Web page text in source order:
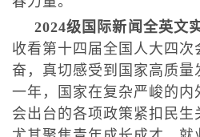
2024级国际新闻全英文
收看第十四届全国人大四
奋，真切感受到国家高质量
一年，国家在复杂严峻的内
会出台的各项政策紧扣民生